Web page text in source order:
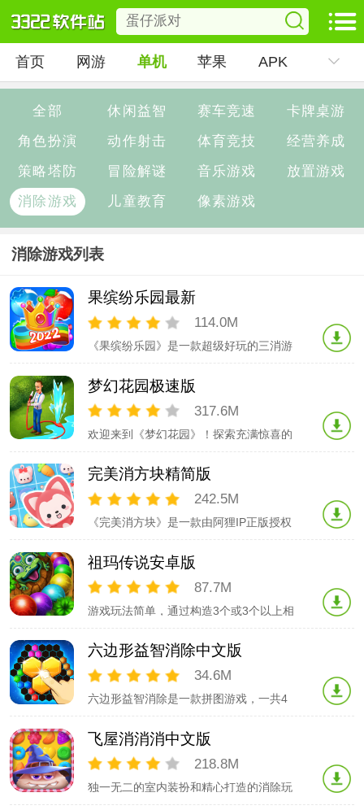
首页 网游 单机 苹果 APK
全部 休闲益智 赛车竞速
卡牌桌游
角色扮演
动作射击 体育竞技
经营养成
策略塔防
冒险解谜 音乐游戏
放置游戏
消除游戏
儿童教育 像素游戏
消除游戏列表
果缤纷乐园最新
114.0M
《果缤纷乐园》是一款超级好玩的三消游
有趣，精心设计的水果元素，以果园及农
夫为背景主题，给人超清爽舒适的感觉，
带您体验一把丰收的快乐！果缤纷乐园将
定会让您爱不释手！游戏攻略：三个以上
梦幻花园极速版
317.6M
欢迎来到《梦幻花园》！探索充满惊喜的
光！开始冒险旅程：闯三消关卡，整修并
装饰花园的不同区域，揭开花园中的秘
密，与有趣好玩的游戏内人物共同成长，
么呢？去打造你的梦想花园吧！
完美消方块精简版
242.5M
《完美消方块》是一款由阿狸IP正版授权
阿狸IP中的角色人物，包括阿狸、大熊、
影子等。玩家通过移动头像，凑够3个或3
个以上相同头像完成消除，道具可以帮助
阿狸和他的伙伴们陪你一起在魔法森林冒
祖玛传说安卓版
87.7M
游戏玩法简单，通过构造3个或3个以上相
的特殊元素，根据相应规则即可消除，达
到目标即可过关。如果你喜欢祖玛游戏，
一定要试试这个祖玛游戏噢！！！经典的
创新好玩的关卡游戏特性：多种特殊球，
六边形益智消除中文版
34.6M
六边形益智消除是一款拼图游戏，一共4
家，初来乍到是最初级的，每个一个级别
里有60个关卡，一共240关，精心设计的
关卡，可以随时随地玩，当你卡住的时候
放位置，六边形益智消除适合全年龄段的
飞屋消消消中文版
218.8M
独一无二的室内装扮和精心打造的消除玩